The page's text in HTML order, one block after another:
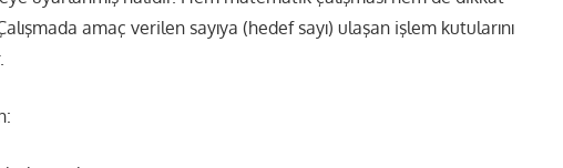
amaç verilen sayıya (hedef sayı) ulaşan işlem kutularını